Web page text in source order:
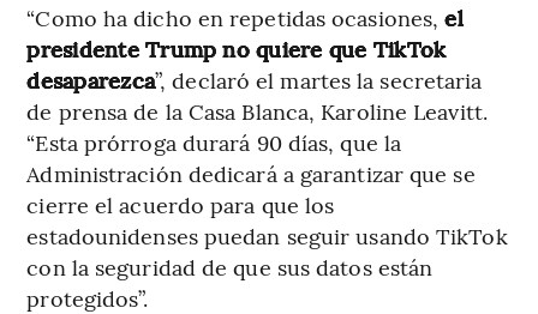
“Como ha dicho en repetidas ocasiones,el
presidente Trump no quiere que TikTok
desaparezca”, declaró el martes la secretaria
de prensa de la Casa Blanca, Karoline Leavitt.
“Esta prórroga durará 90 días, que la
Administración dedicará a garantizar que se
cierre el acuerdo para que los
estadounidenses puedan seguir usando TikTok
con la seguridad de que sus datos están
protegidos”.